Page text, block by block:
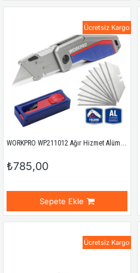
WORKPRO WP211012 Ağır Hizmet Alüminyum Gövde Katlanır Rötuş Maket Bıçağı + 10 Adet Yedek Bıçak
₺785,00
Sepete Ekle
Ücretsiz Kargo
Ücretsiz Kargo